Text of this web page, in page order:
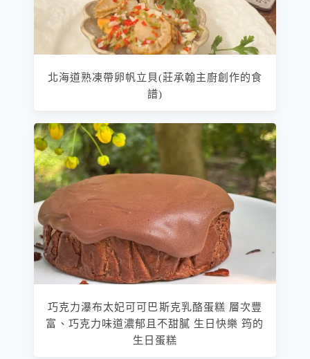
北海道熟凍帶卵帆立貝(莊承翰主廚創作的食
譜)
巧克力瀑布太妃可可巴斯克乳酪蛋糕 層次豐
富、巧克力味道濃郁且不甜膩 生日快樂 筠的
生日蛋糕